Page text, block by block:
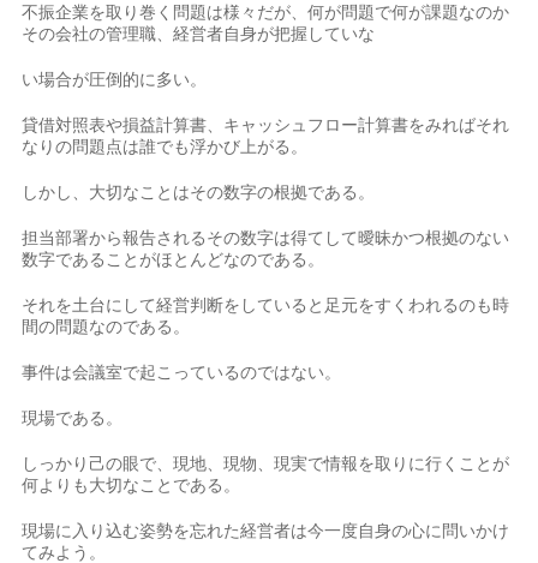
不振企業を取り巻く問題は様々だが、何が問題で何が課題なのか
その会社の管理職、経営者自身が把握していな
い場合が圧倒的に多い。
貸借対照表や損益計算書、キャッシュフロー計算書をみればそれ
なりの問題点は誰でも浮かび上がる。
しかし、大切なことはその数字の根拠である。
担当部署から報告されるその数字は得てして曖昧かつ根拠のない
数字であることがほとんどなのである。
それを土台にして経営判断をしていると足元をすくわれるのも時
間の問題なのである。
事件は会議室で起こっているのではない。
現場である。
しっかり己の眼で、現地、現物、現実で情報を取りに行くことが
何よりも大切なことである。
現場に入り込む姿勢を忘れた経営者は今一度自身の心に問いかけ
てみよう。